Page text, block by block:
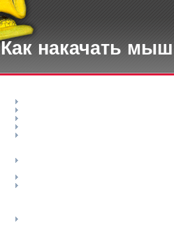
Как накачать